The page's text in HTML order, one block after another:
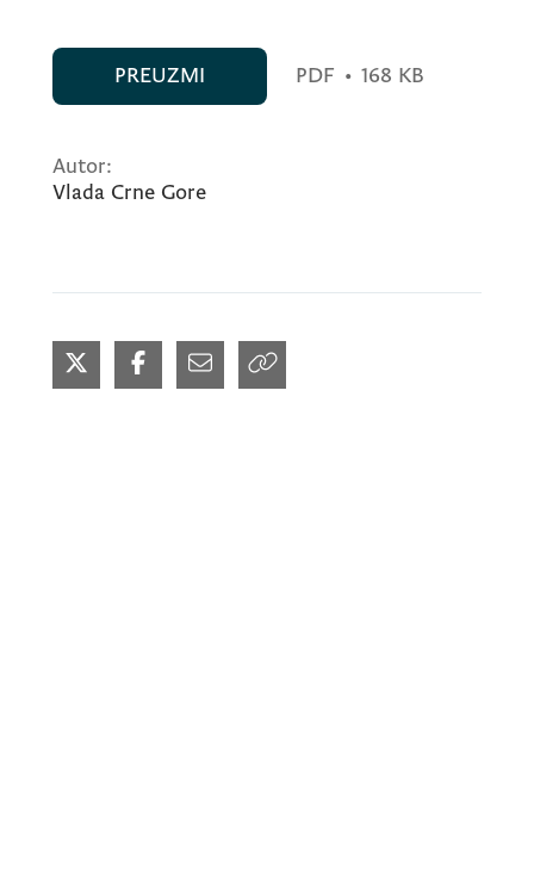
Autor:
Vlada Crne Gore
PREUZMI PDF • 168 KB